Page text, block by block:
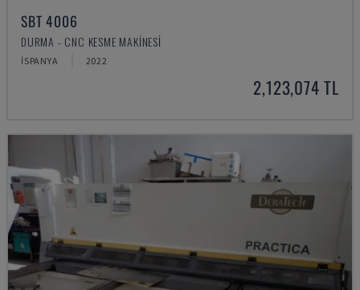
SBT 4006
DURMA - CNC KESME MAKINESI
İSPANYA 2022
2,123,074 TL